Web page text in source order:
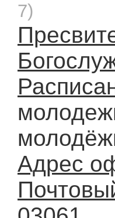
7)
Адрес